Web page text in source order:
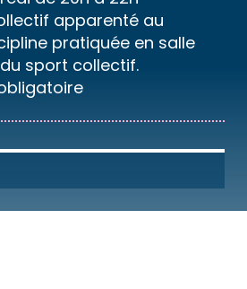
apparenté au
pratiquée en salle
sport collectif.